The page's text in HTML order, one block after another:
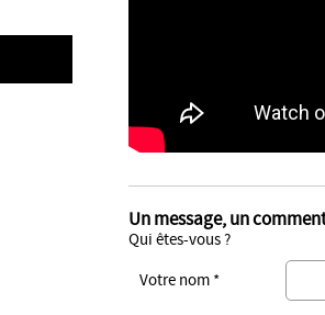
Un message, un
Qui êtes-vous ?
Votre nom *